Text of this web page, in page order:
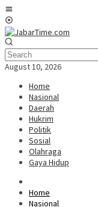
Skip
to
content
August 10, 2026
Home
Nasional
Daerah
Hukrim
Politik
Sosial
Olahraga
Gaya Hidup
Home
Nasional